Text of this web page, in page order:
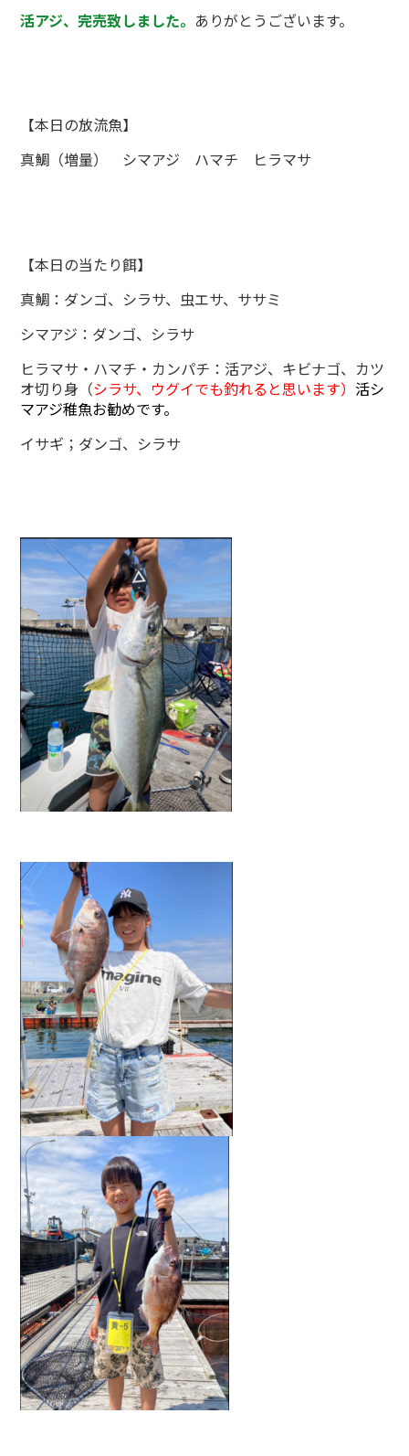
活アジ、完売致しました。 ありがとうございます。
【本日の放流魚】
真鯛（増量） シマアジ ハマチ ヒラマサ
【本日の当たり餌】
真鯛：ダンゴ、シラサ、虫エサ、ササミ
シマアジ：ダンゴ、シラサ
ヒラマサ・ハマチ・カンパチ：活アジ、キビナゴ、カツ
オ切り身（シラサ、ウグイでも釣れると思います） 活シ
マアジ稚魚お勧めです。
イサギ；ダンゴ、シラサ